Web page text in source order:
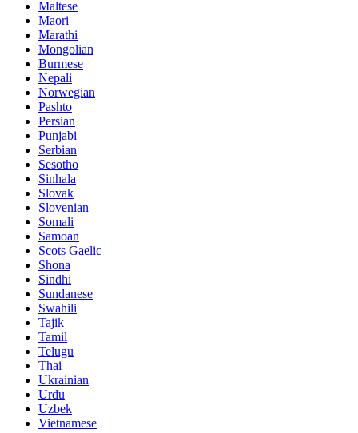
Maltese
Maori
Marathi
Mongolian
Burmese
Nepali
Norwegian
Pashto
Persian
Punjabi
Serbian
Sesotho
Sinhala
Slovak
Slovenian
Somali
Samoan
Scots Gaelic
Shona
Sindhi
Sundanese
Swahili
Tajik
Tamil
Telugu
Thai
Ukrainian
Urdu
Uzbek
Vietnamese